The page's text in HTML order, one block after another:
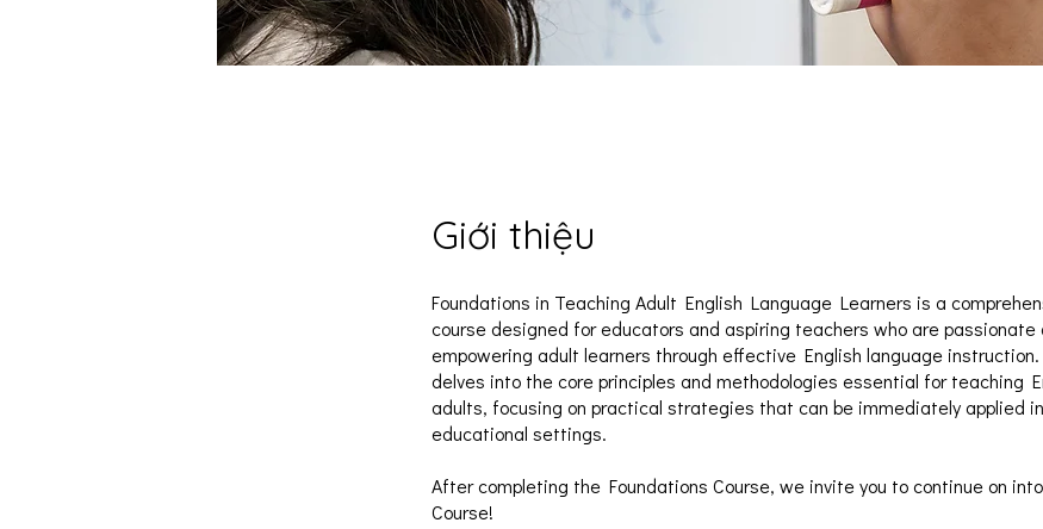
Giới thiệu
Foundations in Teaching Adult English Language Learners is a
course designed for educators and aspiring teachers who are passionate
empowering adult learners through effective English language
delves into the core principles and methodologies essential for teaching
adults, focusing on practical strategies that can be immediately applied
educational settings.
After completing the Foundations Course, we invite you to continue on
Course!